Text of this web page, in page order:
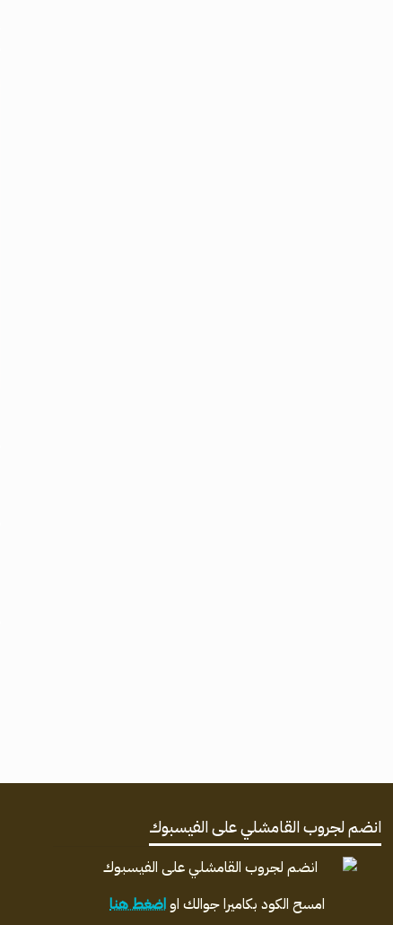
انضم لجروب القامشلي على الفيسبوك
امسح الكود بكاميرا جوالك اواضغط هنا